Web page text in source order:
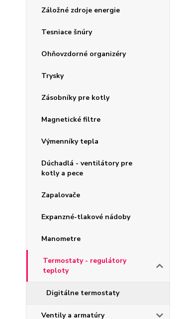
Záložné zdroje energie
Tesniace šnúry
Ohňovzdorné organizéry
Trysky
Zásobníky pre kotly
Magnetické filtre
Výmenníky tepla
Dúchadlá - ventilátory pre
kotly a pece
Zapalovače
Expanzné-tlakové nádoby
Manometre
Termostaty - regulátory
teploty
Digitálne termostaty
Ventily a armatúry